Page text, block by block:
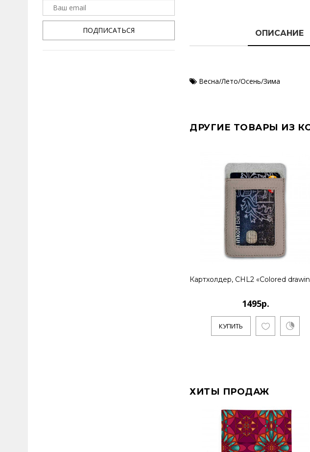
ПОДПИСАТЬСЯ ОПИСАНИЕ
Весна/Лето/Осень/Зима
ДРУГИЕ ТОВАРЫ ИЗ
Картхолдер, CHL2 «Colored
1495р.
КУПИТЬ
ХИТЫ ПРОДАЖ